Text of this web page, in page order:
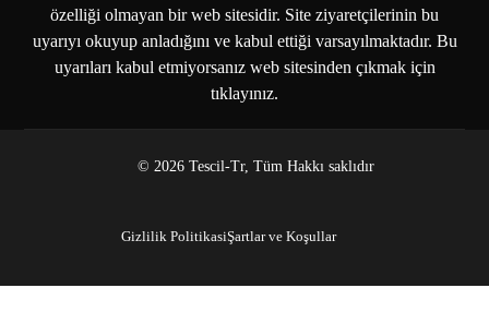
özelliği olmayan bir web sitesidir. Site ziyaretçilerinin bu
uyarıyı okuyup anladığını ve kabul ettiği varsayılmaktadır. Bu
uyarıları kabul etmiyorsanız web sitesinden çıkmak için
tıklayınız.
© 2026 Tescil-Tr, Tüm Hakkı saklıdır
Gizlilik PolitikasiŞartlar ve Koşullar